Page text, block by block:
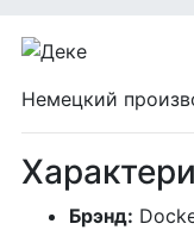
Немецкий
Брэнд: